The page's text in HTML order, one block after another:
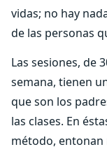
vidas; no hay
de las personas
Las sesiones, de
semana, tienen
que son los
las clases. En
método,